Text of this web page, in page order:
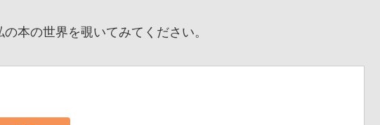
本の世界を覗いてみてください。